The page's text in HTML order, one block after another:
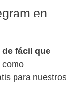
en
fácil que
como
para nuestros